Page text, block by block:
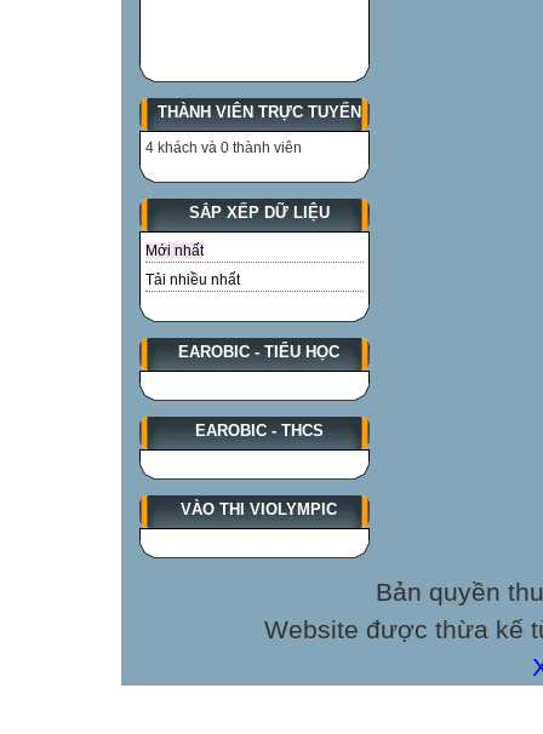
THÀNH VIÊN TRỰC TUYẾN
4 khách và 0 thành viên
SẮP XẾP DỮ LIỆU
Mới nhất
Tải nhiều nhất
EAROBIC - TIỂU HỌC
EAROBIC - THCS
VÀO THI VIOLYMPIC
Bản quyền
Website được thừa kế